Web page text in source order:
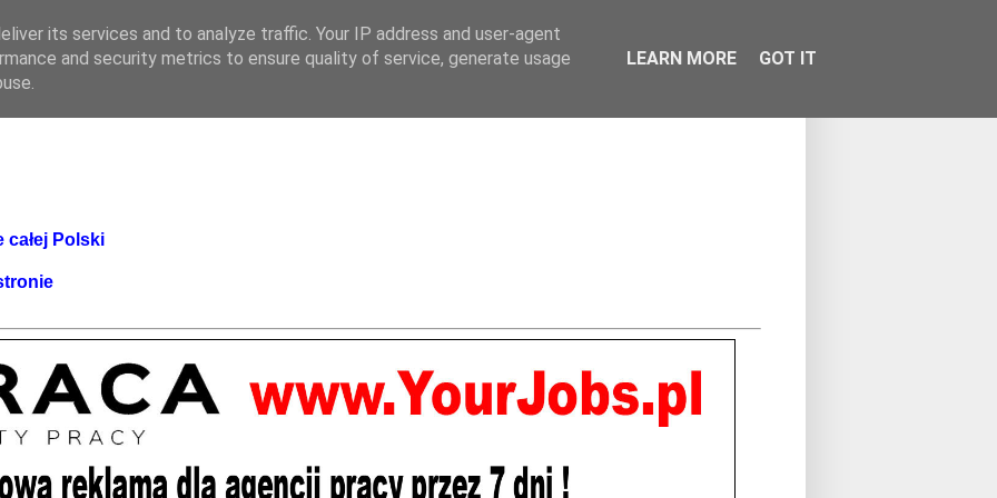
Polski
its services and to analyze traffic. Your IP address and user-agent
and security metrics to ensure quality of service, generate usage
LEARN MORE GOT IT